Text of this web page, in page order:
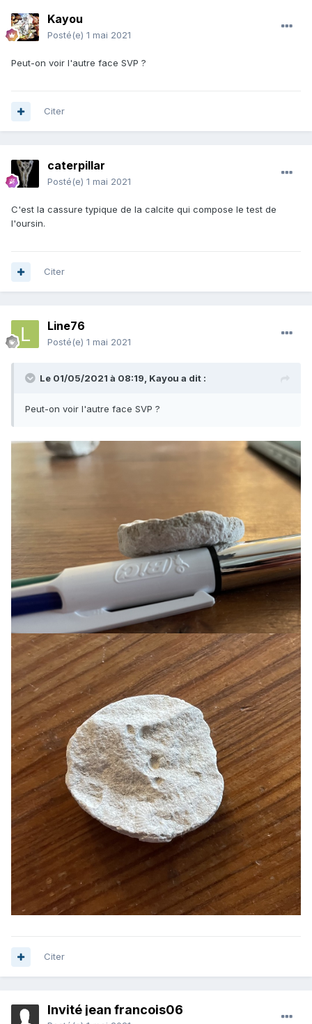
Kayou
Posté(e) 1 mai 2021
Peut-on voir l'autre face SVP ?
Citer
caterpillar
Posté(e) 1 mai 2021
C'est la cassure typique de la calcite qui compose le test de
l'oursin.
Citer
Line76
Posté(e) 1 mai 2021
Le 01/05/2021 à 08:19, Kayou a dit :
Peut-on voir l'autre face SVP ?
Citer
Invité jean francois06